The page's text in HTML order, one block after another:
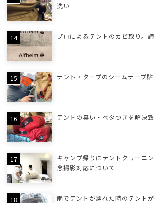
洗い
プロによるテントのカビ取り。
テント・タープのシームテープ
テントの臭い・ベタつきを解決致
キャンプ帰りにテントクリーニ
念撮影対応について
雨でテントが濡れた時のテント